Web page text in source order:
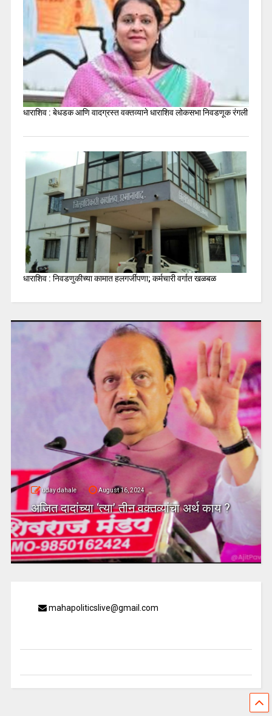
धाराशिव : बेधडक आणि वादग्रस्त वक्तव्याने धाराशिव लोकसभा निवडणूक रंगली
धाराशिव : निवडणुकीच्या कामात हलगर्जीपणा; कर्मचारी वर्गात खळबळ
uday dahale August 16, 2024
अजित दादांच्या ‘त्या’ तीन वक्तव्यांचा अर्थ काय ?
mahapoliticslive@gmail.com